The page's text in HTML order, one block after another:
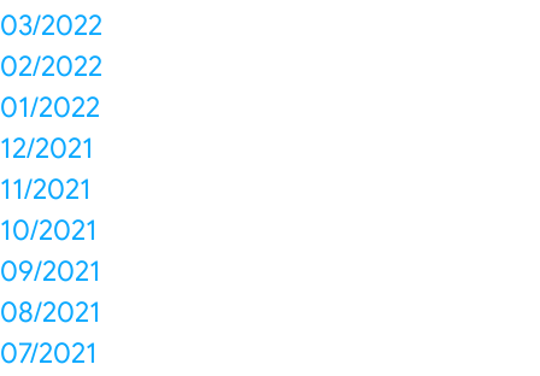
03/2022
02/2022
01/2022
12/2021
11/2021
10/2021
09/2021
08/2021
07/2021